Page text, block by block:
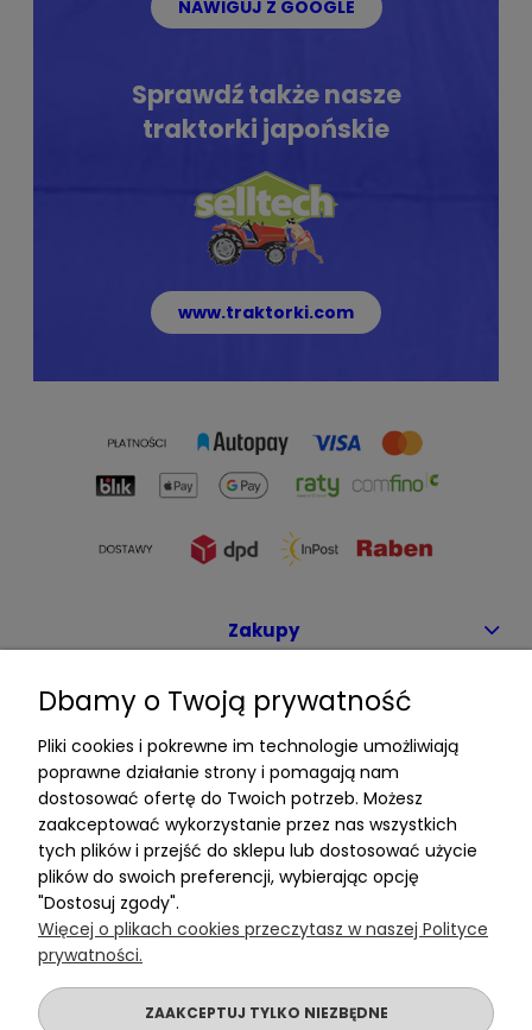
NAWIGUJ Z GOOGLE
Sprawdź także nasze
traktorki japońskie
www.traktorki.com
Zakupy
Pomoc
Moje konto
Dbamy o Twoją prywatność
Pliki cookies i pokrewne im technologie umożliwiają
poprawne działanie strony i pomagają nam
dostosować ofertę do Twoich potrzeb. Możesz
zaakceptować wykorzystanie przez nas wszystkich
tych plików i przejść do sklepu lub dostosować użycie
plików do swoich preferencji, wybierając opcję
"Dostosuj zgody".
Więcej o plikach cookies przeczytasz w naszej Polityce
prywatności.
ZAAKCEPTUJ TYLKO NIEZBĘDNE